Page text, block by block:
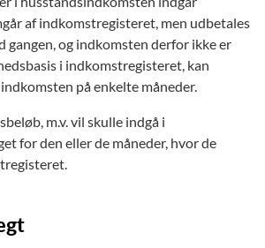
af indkomstregisteret, men udbetales
gangen, og indkomsten derfor ikke er
i indkomstregisteret, kan
på enkelte måneder.
m.v. vil skulle indgå i
for den eller de måneder, hvor de